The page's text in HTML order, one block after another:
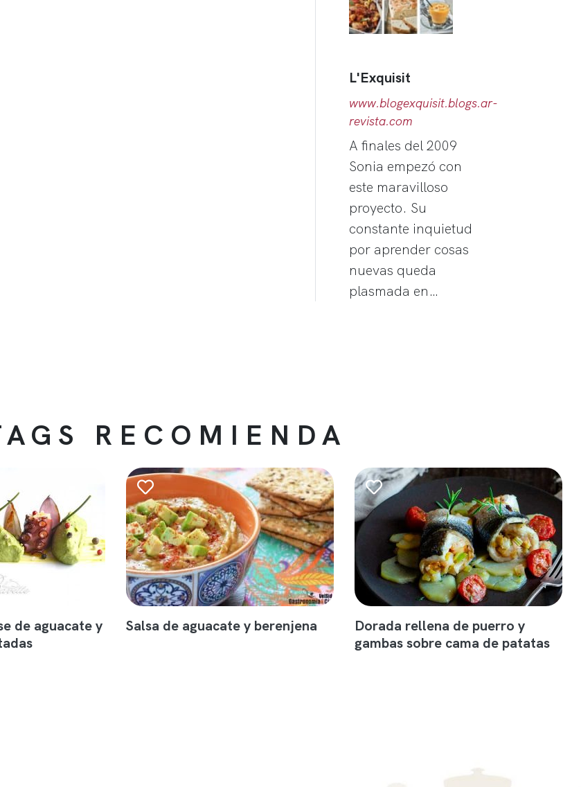
L'Exquisit
www.blogexquisit.blogs.ar-
revista.com
A finales del 2009
Sonia empezó con
este maravilloso
proyecto. Su
constante inquietud
por aprender cosas
nuevas queda
plasmada en…
RECOMIENDA
de aguacate y
Salsa de aguacate y berenjena
Dorada rellena de puerro y
gambas sobre cama de patatas